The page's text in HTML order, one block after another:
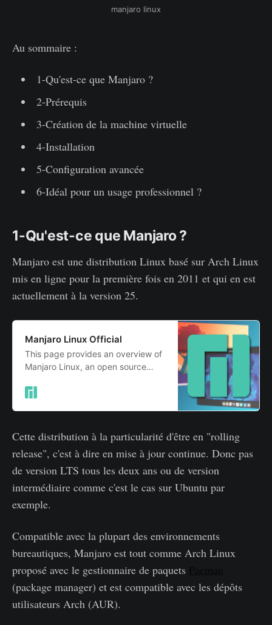
manjaro linux
Au sommaire :
1-Qu'est-ce que Manjaro ?
2-Prérequis
3-Création de la machine virtuelle
4-Installation
5-Configuration avancée
6-Idéal pour un usage professionnel ?
1-Qu'est-ce que Manjaro ?
Manjaro est une distribution Linux basé sur Arch Linux
mis en ligne pour la première fois en 2011 et qui en est
actuellement à la version 25.
Manjaro Linux Official
This page provides an overview of
Manjaro Linux, an open source
ease of use. Learn about its
downloads, and tips from our
helpful community.
Cette distribution à la particularité d'être en "rolling
release", c'est à dire en mise à jour continue. Donc pas
de version LTS tous les deux ans ou de version
intermédiaire comme c'est le cas sur Ubuntu par
exemple.
Compatible avec la plupart des environnements
bureautiques, Manjaro est tout comme Arch Linux
proposé avec le gestionnaire de paquets
(package manager) et est compatible avec les dépôts
utilisateurs Arch (AUR).